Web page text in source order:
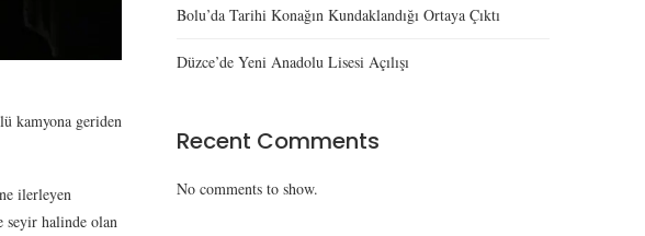
kamyona geriden
ilerleyen
seyir halinde olan
Bolu’da Tarihi Konağın Kundaklandığı Ortaya Çıktı
Düzce’de Yeni Anadolu Lisesi Açılışı
Recent Comments
No comments to show.